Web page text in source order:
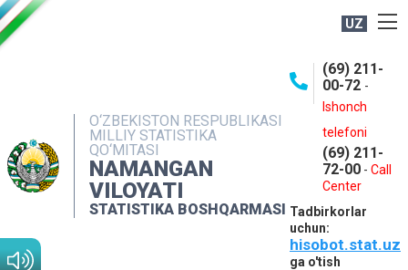
UZ
O‘ZBEKISTON RESPUBLIKASI
MILLIY STATISTIKA
QO‘MITASI
NAMANGAN
VILOYATI
STATISTIKA BOSHQARMASI
(69) 211-
00-72 -
Ishonch
telefoni
(69) 211-
72-00 - Call
Center
Tadbirkorlar
uchun:
hisobot.stat.uz
ga o'tish
NASHRLAR
INTERAKTIV XIZMATLAR
MATBUOT XIZMATI
MUROJAATLAR